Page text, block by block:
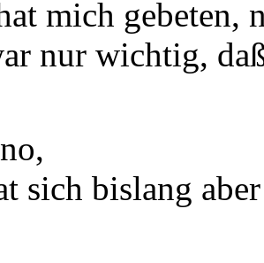
mich gebeten,
nur wichtig,
sich bislang